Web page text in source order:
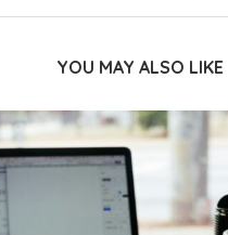
YOU MAY ALSO LIKE